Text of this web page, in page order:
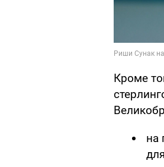
Кроме
на